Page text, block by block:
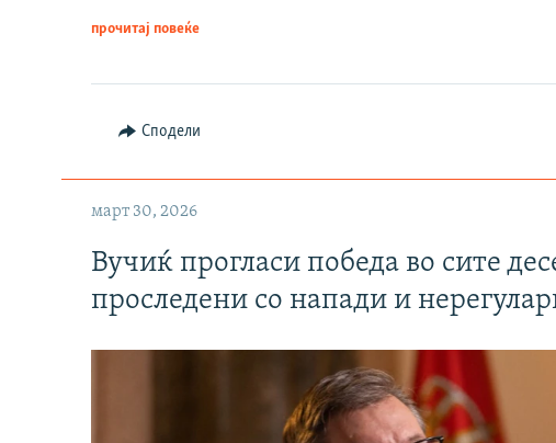
прочитај повеќе
Сподели
март 30, 2026
Вучиќ прогласи победа во сите
проследени со напади и